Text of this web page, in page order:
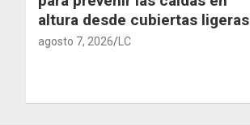
altura desde cubiertas ligeras
agosto 7, 2026 LC